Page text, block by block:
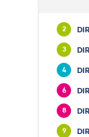
2
3
4
6
8
9